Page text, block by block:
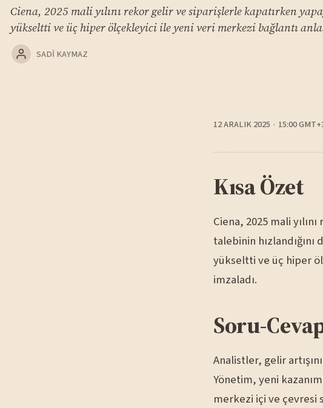
Ciena, 2025 mali yılını rekor gelir ve siparişlerle kapatırken
yükseltti ve üç hiper ölçekleyici ile yeni veri merkezi bağlantı
SADI KAYMAZ
12 ARALIK 2025 15:00
Kısa Özet
Ciena, 2025 mali
talebinin
yükseltti ve üç hiper
imzaladı.
Soru-
Analistler, gelir
Yönetim, yeni
merkezi içi ve çevresi